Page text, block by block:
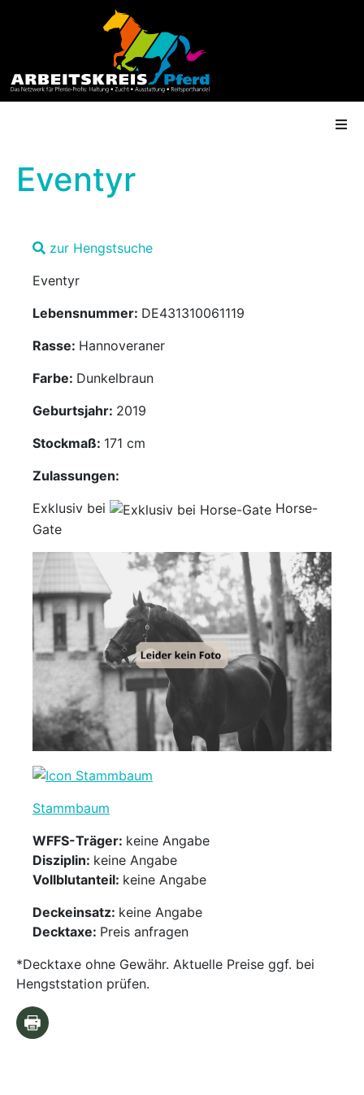
Termine
Gütesiegel
Mediathek
Partner
Account
Eventyr
zur Hengstsuche
Eventyr
Lebensnummer: DE431310061119
Rasse: Hannoveraner
Farbe: Dunkelbraun
Geburtsjahr: 2019
Stockmaß: 171 cm
Zulassungen:
Exklusiv bei
Horse-
Gate
Stammbaum
WFFS-Träger: keine Angabe
Disziplin: keine Angabe
Vollblutanteil: keine Angabe
Deckeinsatz: keine Angabe
Decktaxe: Preis anfragen
*Decktaxe ohne Gewähr. Aktuelle Preise ggf. bei
Hengststation prüfen.